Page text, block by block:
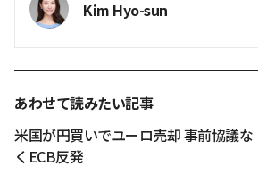
Kim Hyo-sun
あわせて読みたい記事
米国が円買いでユーロ売却 事前協議な
くECB反発